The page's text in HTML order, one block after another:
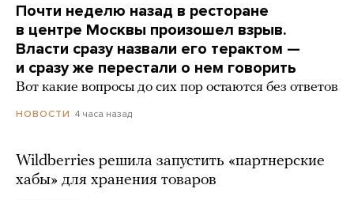
Почти неделю назад в ресторане
в центре Москвы произошел взрыв.
Власти сразу назвали его терактом —
и сразу же перестали о нем говорить
Вот какие вопросы до сих пор остаются без ответов
НОВОСТИ 4 часа назад
Wildberries решила запустить «партнерские
хабы» для хранения товаров